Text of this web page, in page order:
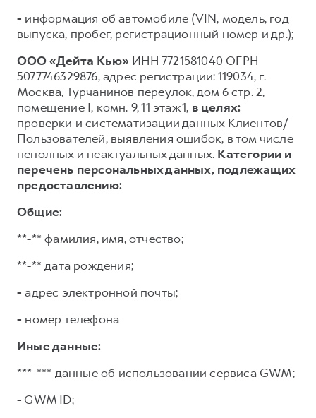
- информация об автомобиле (VIN, модель, год
выпуска, пробег, регистрационный номер и др.);
ООО «Дейта Кью» ИНН 7721581040 ОГРН
5077746329876, адрес регистрации: 119034, г.
Москва, Турчанинов переулок, дом 6 стр. 2,
помещение I, комн. 9, 11 этаж 1, в целях:
проверки и систематизации данных Клиентов/
Пользователей, выявления ошибок, в том числе
неполных и неактуальных данных. Категории и
перечень персональных данных, подлежащих
предоставлению:
Общие:
**-** фамилия, имя, отчество;
**-** дата рождения;
- адрес электронной почты;
- номер телефона
Иные данные:
***-*** данные об использовании сервиса GWM;
- GWM ID;